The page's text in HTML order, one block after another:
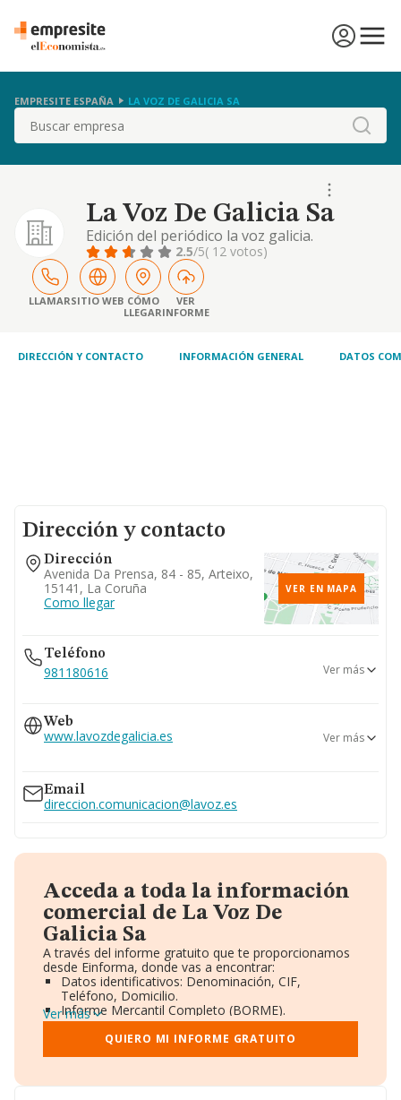
EMPRESITE ESPAÑA LA VOZ DE GALICIA SA
Buscar
La Voz De Galicia Sa
Edición del periódico la voz galicia.
2.5/5( 12 votos)
LLAMARSITIO WEB CÓMO
LLEGAR
VER
INFORME
DIRECCIÓN Y CONTACTO INFORMACIÓN GENERAL DATOS
Dirección y contacto
Dirección
Avenida Da Prensa, 84 - 85, Arteixo,
15141, La Coruña
Como llegar
VER EN MAPA
Teléfono
981180616
981180180
981180060
981180099
Ver más
Web
www.lavozdegalicia.es Ver más
Email
direccion.comunicacion@lavoz.es
Acceda a toda la información
comercial de La Voz De
Galicia Sa
A través del informe gratuito que te proporcionamos
desde Einforma, donde vas a encontrar:
Datos identificativos: Denominación, CIF,
Teléfono, Domicilio.
Informe Mercantil Completo (BORME).
Gráficos de Evolución Ventas y Empleados.
Consejo de Administración y Administradores.
Directivos y Ejecutivos.
Ver más
QUIERO MI INFORME GRATUITO